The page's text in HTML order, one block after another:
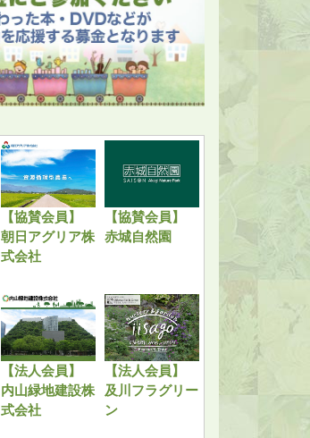
【協賛会員】
朝日アグリア株
式会社
【協賛会員】
赤城自然園
【法人会員】
内山緑地建設株
式会社
【法人会員】
及川フラグリー
ン